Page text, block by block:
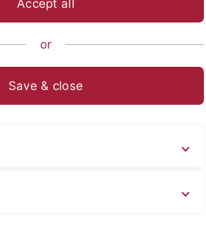
Fachbereich
Accept all
or
Save & close